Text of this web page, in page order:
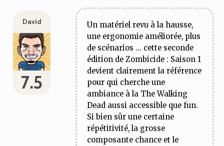
David
7.5
Un matériel revu à la hausse,
une ergonomie améliorée, plus
de scénarios ... cette seconde
édition de Zombicide : Saison 1
devient clairement la référence
pour qui cherche une
ambiance à la The Walking
Dead aussi accessible que fun.
Si bien sûr une certaine
répétitivité, la grosse
composante chance et le